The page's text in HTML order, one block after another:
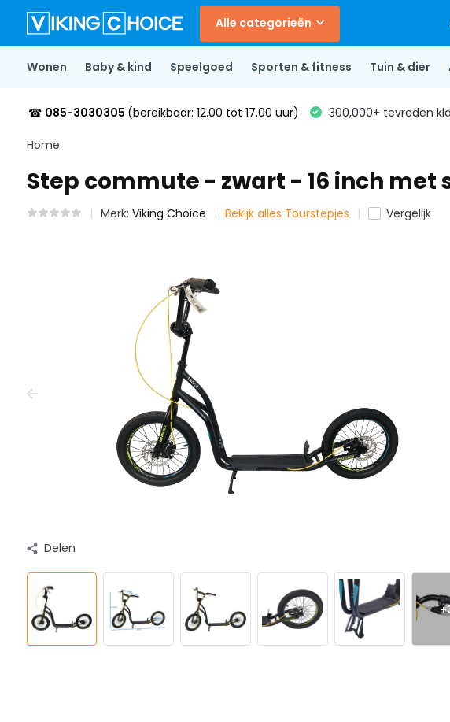
Alle categorieën
Wonen Baby & kind Speelgoed Sporten & fitness Tuin & dier
☎ 085-3030305 (bereikbaar: 12.00 tot 17.00 uur) 300,000+ tevreden
Home
Step commute - zwart - 16 inch met
Merk: Viking Choice Bekijk alles Tourstepjes Vergelijk
Delen